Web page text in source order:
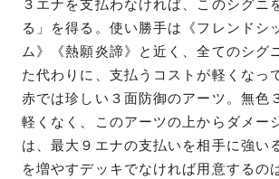
３エナを支払わなければ、このシグニ
る」を得る。使い勝手は《フレンドシ
ム》《熱願炎諦》と近く、全てのシグ
た代わりに、支払うコストが軽くなっ
赤では珍しい３面防御のアーツ。無色
軽くなく、このアーツの上からダメー
は、最大９エナの支払いを相手に強い
を増やすデッキでなければ用意するの